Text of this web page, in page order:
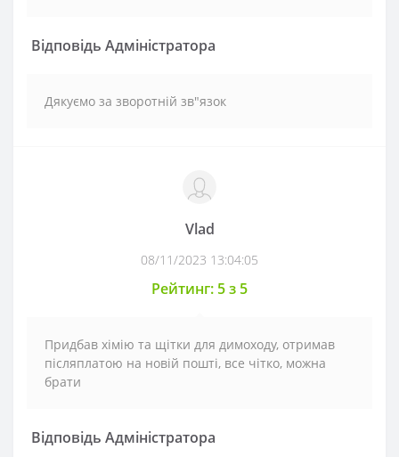
Відповідь Адміністратора
Дякуємо за зворотній зв"язок
Vlad
08/11/2023 13:04:05
Рейтинг: 5 з 5
Придбав хімію та щітки для димоходу, отримав
післяплатою на новій пошті, все чітко, можна
брати
Відповідь Адміністратора